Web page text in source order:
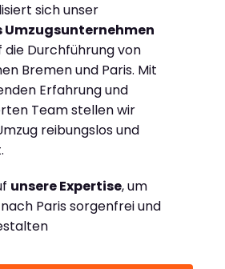
sich unser
Umzugsunternehmen
die Durchführung von
Bremen und Paris. Mit
Erfahrung und
Team stellen wir
reibungslos und
unsere Expertise, um
Paris sorgenfrei und